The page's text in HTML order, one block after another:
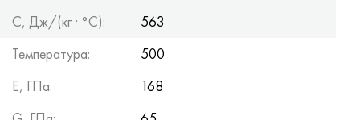
С, Дж/(кг · °С):
563
Температура:
500
Е, ГПа:
168